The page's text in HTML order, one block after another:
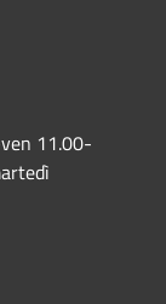
11.00-